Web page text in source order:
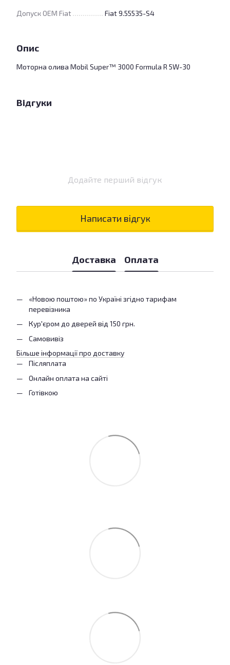
Допуск OEM Fiat Fiat 9.55535-S4
Опис
Моторна олива Mobil Super™ 3000 Formula R 5W-30
Відгуки
Додайте перший відгук
Написати відгук
Доставка Оплата
«Новою поштою» по Україні згідно тарифам
перевізника
Кур'єром до дверей від 150 грн.
Самовивіз
Більше інформації про доставку
Післяплата
Онлайн оплата на сайті
Готівкою